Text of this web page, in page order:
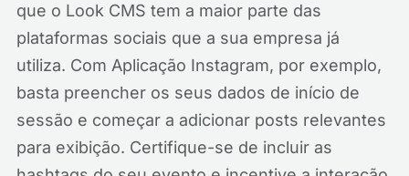
que o Look CMS tem a maior parte das
plataformas sociais que a sua empresa já
utiliza. Com Aplicação Instagram, por exemplo,
basta preencher os seus dados de início de
sessão e começar a adicionar posts relevantes
para exibição. Certifique-se de incluir as